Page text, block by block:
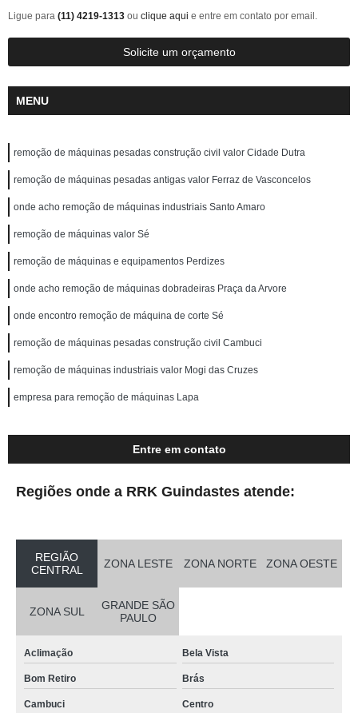
Ligue para (11) 4219-1313 ou clique aqui e entre em contato por email.
Solicite um orçamento
MENU
remoção de máquinas pesadas construção civil valor Cidade Dutra
remoção de máquinas pesadas antigas valor Ferraz de Vasconcelos
onde acho remoção de máquinas industriais Santo Amaro
remoção de máquinas valor Sé
remoção de máquinas e equipamentos Perdizes
onde acho remoção de máquinas dobradeiras Praça da Arvore
onde encontro remoção de máquina de corte Sé
remoção de máquinas pesadas construção civil Cambuci
remoção de máquinas industriais valor Mogi das Cruzes
empresa para remoção de máquinas Lapa
Entre em contato
Regiões onde a RRK Guindastes atende:
REGIÃO
CENTRAL
ZONA LESTE ZONA NORTE ZONA OESTE
ZONA SUL
GRANDE SÃO
PAULO
Aclimação Bela Vista
Bom Retiro Brás
Cambuci Centro